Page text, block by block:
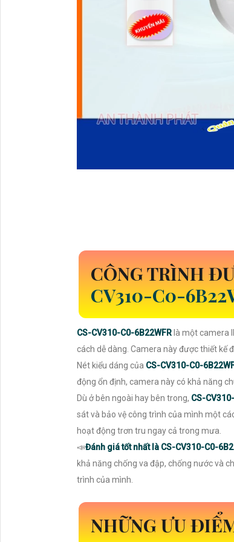
CÔNG TRÌNH
CV310-C0-
CS-CV310-C0-6B22WFRlà một camera
cách dễ dàng. Camera này được thiết kế
Nét kiểu dáng của CS-CV310-C0-
động ổn định, camera này có khả năng
Dù ở bên ngoài hay bên trong, CS-
sát và bảo vệ công trình của mình một
hoạt động trơn tru ngay cả trong mưa.
📣Đánh giá tốt nhất là CS-CV310-C0-
khả năng chống va đập, chống nước và
trình của mình.
NHỮNG ƯU